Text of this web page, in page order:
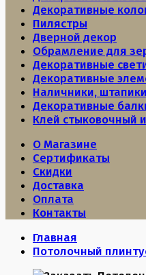
Декоративные
Пилястры
Дверной декор
Обрамление для
Декоративные
Декоративные
Наличники,
Декоративные
Клей стыковочный
О Магазине
Сертификаты
Скидки
Доставка
Оплата
Контакты
Главная
Потолочный